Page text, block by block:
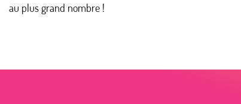
au plus grand nombre !